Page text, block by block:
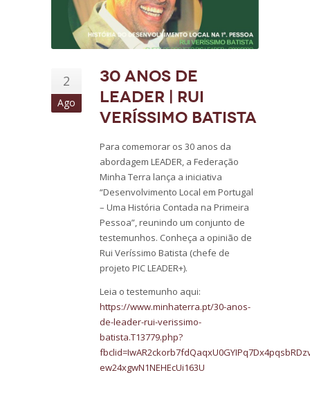
2
Ago
30 anos de
LEADER | Rui
Veríssimo Batista
Para comemorar os 30 anos da
abordagem LEADER, a Federação
Minha Terra lança a iniciativa
“Desenvolvimento Local em Portugal
– Uma História Contada na Primeira
Pessoa”, reunindo um conjunto de
testemunhos. Conheça a opinião de
Rui Veríssimo Batista (chefe de
projeto PIC LEADER+).
Leia o testemunho aqui:
https://www.minhaterra.pt/30-anos-
de-leader-rui-verissimo-
batista.T13779.php?
ew24xgwN1NEHEcUi163U